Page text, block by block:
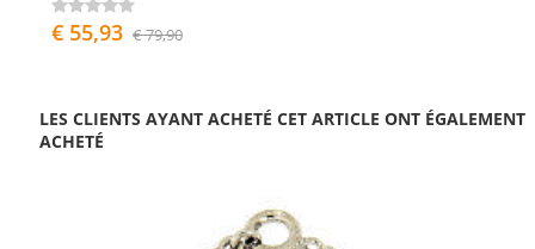
€ 55,93 € 79,90
LES CLIENTS AYANT ACHETÉ CET ARTICLE ONT ÉGALEMENT
ACHETÉ